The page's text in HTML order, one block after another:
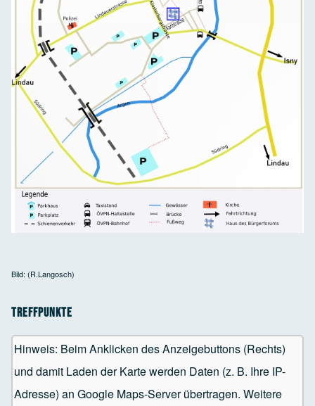
Bild: (R.Langosch)
Treffpunkte
Hinweis: Beim Anklicken des Anzeigebuttons (Rechts)
und damit Laden der Karte werden Daten (z. B. Ihre IP-
Adresse) an Google Maps-Server übertragen. Weitere